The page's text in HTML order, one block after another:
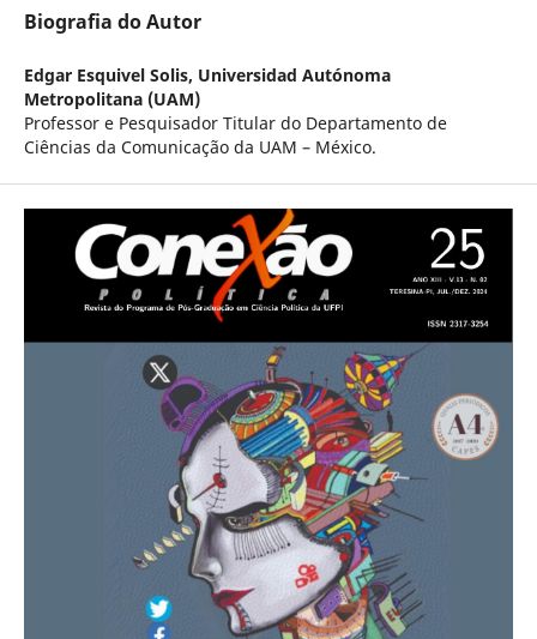
Biografia do Autor
Edgar Esquivel Solis, Universidad Autónoma
Metropolitana (UAM)
Professor e Pesquisador Titular do Departamento de
Ciências da Comunicação da UAM – México.